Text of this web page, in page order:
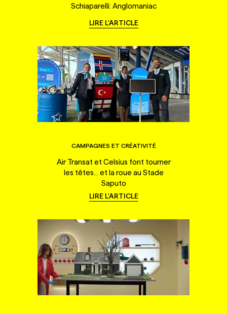
Schiaparelli: Anglomaniac
LIRE L'ARTICLE
CAMPAGNES ET CRÉATIVITÉ
Air Transat et Celsius font tourner
les têtes... et la roue au Stade
Saputo
LIRE L'ARTICLE